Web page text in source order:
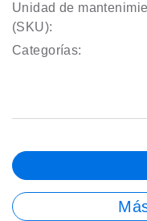
Unidad de
(SKU):
Categorías: